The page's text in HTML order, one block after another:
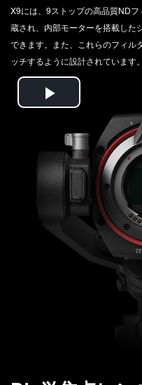
X9には、9ストップの高品質ND
蔵され、内部モーターを搭載した
できます。また、これらのフィル
ッチするように設計されています。
Play
Video